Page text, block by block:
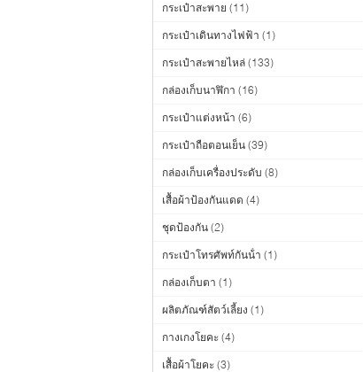
กระเป๋าสะพาย (11)
กระเป๋าเดินทางไฟฟ้า (1)
กระเป๋าสะพายไหล่ (133)
กล่องเก็บนาฬิกา (16)
กระเป๋าแต่งหน้า (6)
กระเป๋าถือตอนเย็น (39)
กล่องเก็บเครื่องประดับ (8)
เสื้อผ้าป้องกันแดด (4)
ชุดป้องกัน (2)
กระเป๋าโทรศัพท์กันน้ํา (1)
กล่องเก็บตา (1)
ผลิตภัณฑ์สัตว์เลี้ยง (1)
กางเกงโยคะ (4)
เสื้อผ้าโยคะ (3)